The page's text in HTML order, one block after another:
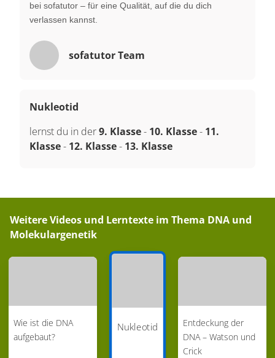
bei sofatutor – für eine Qualität, auf die du dich
verlassen kannst.
sofatutor Team
Nukleotid
lernst du in der9. Klasse- 10. Klasse- 11.
Klasse- 12. Klasse- 13. Klasse
Weitere Videos und Lerntexte im Thema DNA und
Molekulargenetik
Wie ist die DNA
aufgebaut?
Nukleotid
Entdeckung der
DNA – Watson und
Crick